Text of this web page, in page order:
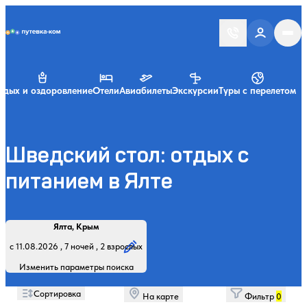
и оздоровлениеОтелиАвиабилетыЭкскурсииТуры с перелетом
Шведский стол: отдых с
питанием в Ялте
Ялта, Крым
с 11.08.2026 , 7 ночей , 2 взрослых
Изменить параметры поиска
Регион, курорт или название
Профиль лечения:
Отдыхающие:
Дата заезда:
Кол-во ночей:
Сортировка На карте Фильтр0